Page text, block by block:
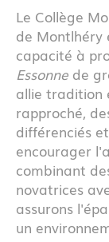
Le Collège
de Montlhéry
capacité à
Essonne de
allie tradition
rapproché,
différenciés
encourager
combinant
novatrices
assurons
un